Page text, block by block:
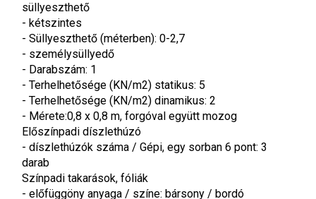
süllyeszthető
- kétszintes
- Süllyeszthető (méterben): 0-2,7
- személysüllyedő
- Darabszám: 1
- Terhelhetősége (KN/m2) statikus: 5
- Terhelhetősége (KN/m2) dinamikus: 2
- Mérete:0,8 x 0,8 m, forgóval együtt mozog
Előszínpadi díszlethúzó
- díszlethúzók száma / Gépi, egy sorban 6 pont: 3
darab
Színpadi takarások, fóliák
- előfüggöny anyaga / színe: bársony / bordó